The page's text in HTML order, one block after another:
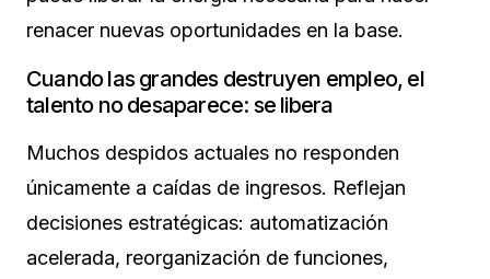
renacer nuevas oportunidades en la base.
Cuando las grandes destruyen empleo, el
talento no desaparece: se libera
Muchos despidos actuales no responden
únicamente a caídas de ingresos. Reflejan
decisiones estratégicas: automatización
acelerada, reorganización de funciones,